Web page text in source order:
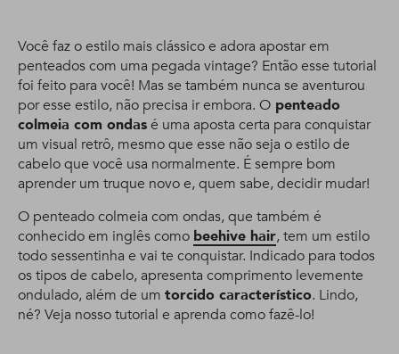
Você faz o estilo mais clássico e adora apostar em
penteados com uma pegada vintage? Então esse tutorial
foi feito para você! Mas se também nunca se aventurou
por esse estilo, não precisa ir embora. O penteado
colmeia com ondasé uma aposta certa para conquistar
um visual retrô, mesmo que esse não seja o estilo de
cabelo que você usa normalmente. É sempre bom
aprender um truque novo e, quem sabe, decidir mudar!
O penteado colmeia com ondas, que também é
conhecido em inglês como beehive hair, tem um estilo
todo sessentinha e vai te conquistar. Indicado para todos
os tipos de cabelo, apresenta comprimento levemente
ondulado, além de um torcido característico. Lindo,
né? Veja nosso tutorial e aprenda como fazê-lo!